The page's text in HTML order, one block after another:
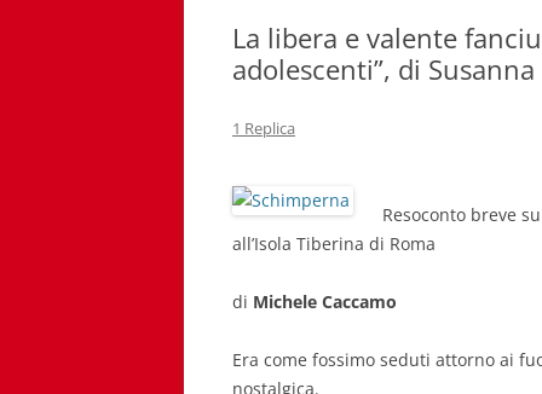
La libera e valente
adolescenti”, di
1 Replica
Resoconto breve su
all’Isola Tiberina di Roma
di Michele Caccamo
Era come fossimo seduti attorno ai
nostalgica.